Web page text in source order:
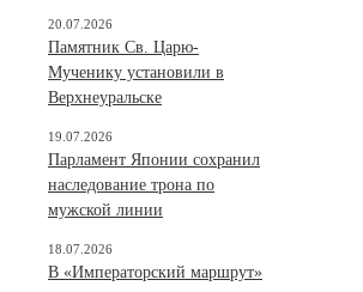
Памятник Св. Царю-
Мученику установили в
Верхнеуральске
20.07.2026
Парламент Японии сохранил
наследование трона по
мужской линии
19.07.2026
В «Императорский маршрут»
18.07.2026